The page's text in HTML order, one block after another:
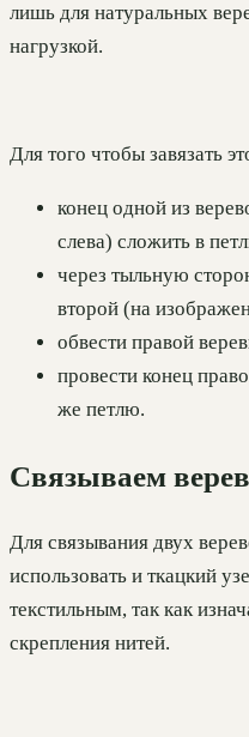
лишь для натуральных
нагрузкой.
Для того чтобы завязать
конец одной из
слева) сложить в
через тыльную
второй (на
обвести правой
провести конец
же петлю.
Связываем
Для связывания двух
использовать и ткацкий
текстильным, так как
скрепления нитей.